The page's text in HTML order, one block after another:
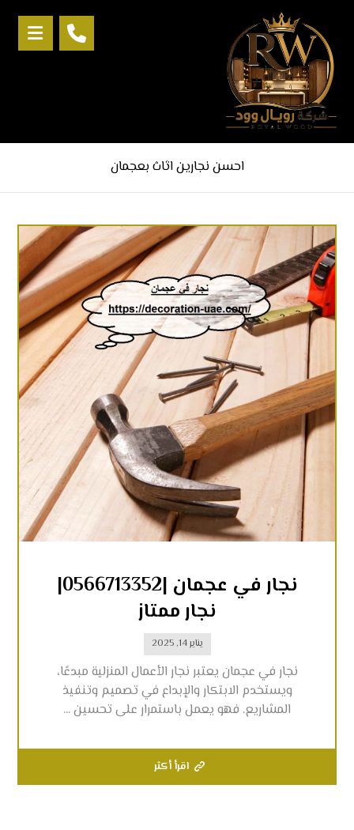
احسن نجارين اثاث بعجمان
نجار في عجمان |0566713352|
نجار ممتاز
يناير 14, 2025
نجار في عجمان يعتبر نجار الأعمال المنزلية مبدعًا،
ويستخدم الابتكار والإبداع في تصميم وتنفيذ
المشاريع. فهو يعمل باستمرار على تحسين ...
اقرأ أكثر